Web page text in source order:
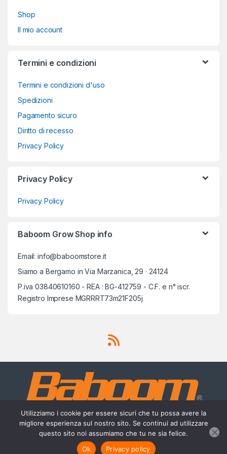
Shop
Il mio account
Termini e condizioni
Termini e condizioni d'uso
Spedizioni
Pagamento sicuro
Diritto di recesso
Privacy Policy
Privacy Policy
Privacy Policy
Baboom Grow Shop info
Email: info@baboomstore.it
Siamo a Bergamo in Via Marzanica, 29 · 24124
P.iva 03840610160 - REA : BG-412759 - C.F. e n° iscr.
Registro Imprese MGRRRT73m21F205j
Scrivici su Whatsapp
3756420488
Utilizziamo i cookie per essere sicuri che tu possa avere la
migliore esperienza sul nostro sito. Se continui ad utilizzare
questo sito noi assumiamo che tu ne sia felice.
Ok
Privacy policy